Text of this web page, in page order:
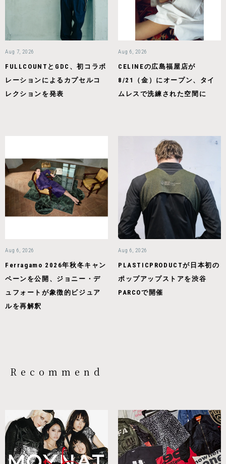
Aug 7, 2026
FULLCOUNTとGDC、初コラボ
レーションによるカプセルコ
レクションを発表
Aug 6, 2026
CELINEの広島福屋店が
8/21（金）にオープン、タイ
ムレスで洗練された空間に
Aug 6, 2026
Ferragamo 2026年秋冬キャン
ペーンを公開、ジョニー・デ
ュフォートが象徴的ビジュア
ルを再解釈
Aug 6, 2026
PLASTICPRODUCTが日本初の
ポップアップストアを渋谷
PARCOで開催
Recommend